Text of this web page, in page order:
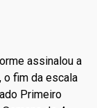
assinalou a
, o fim da escala
Primeiro